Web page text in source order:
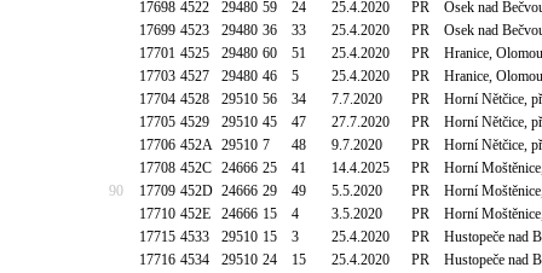
17698 4522 29480 59 24 25.4.2020 PR
Osek nad
17699 4523 29480 36 33 25.4.2020 PR
Osek nad
17701 4525 29480 60 51 25.4.2020 PR
Hranice,
17703 4527 29480 46 5 25.4.2020 PR
Hranice,
17704 4528 29510 56 34 7.7.2020 PR
Horní Nětčice,
17705 4529 29510 45 47 27.7.2020 PR
Horní Nětčice,
17706 452A 29510 7 48 9.7.2020 PR
Horní Nětčice,
17708 452C 24666 25 41 14.4.2025 PR
Horní
90
17709 452D 24666 29 49 5.5.2020 PR
Horní
17710 452E 24666 15 4 3.5.2020 PR
Horní
17715 4533 29510 15 3 25.4.2020 PR
Hustopeče nad
17716 4534 29510 24 15 25.4.2020 PR
Hustopeče nad